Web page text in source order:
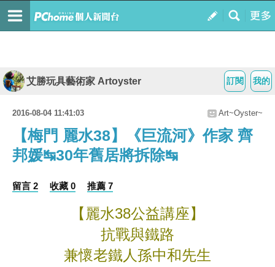
我的
訂閱
艾勝玩具藝術家 Artoyster
2016-08-04 11:41:03 Art~Oyster~
【梅門 麗水38】《巨流河》作家 齊
邦媛↹30年舊居將拆除↹
留言 2 收藏 0 推薦 7
【麗水38公益講座】
抗戰與鐵路
兼懷老鐵人孫中和先生